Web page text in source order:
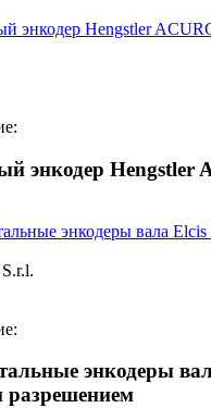
энкодер Hengstler
энкодеры
разрешением